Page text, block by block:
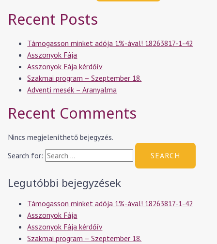
Recent Posts
Támogasson minket adója 1%-ával! 18263817-1-42
Asszonyok Fája
Asszonyok Fája kérdőív
Szakmai program – Szeptember 18.
Adventi mesék – Aranyalma
Recent Comments
Nincs megjeleníthető bejegyzés.
Search for:
Legutóbbi bejegyzések
Támogasson minket adója 1%-ával! 18263817-1-42
Asszonyok Fája
Asszonyok Fája kérdőív
Szakmai program – Szeptember 18.